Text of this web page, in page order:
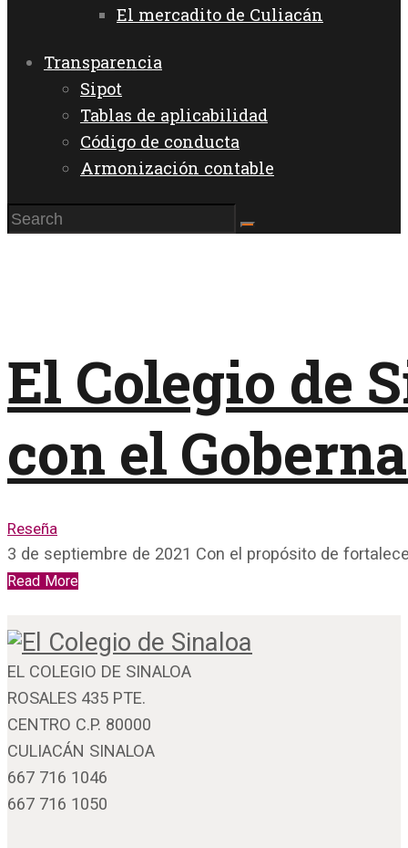
El mercadito de Culiacán
Transparencia
Sipot
Tablas de aplicabilidad
Código de conducta
Armonización contable
El Colegio de
con el
Reseña
3 de septiembre de 2021 Con el propósito de
Read More
EL COLEGIO DE SINALOA
ROSALES 435 PTE.
CENTRO C.P. 80000
CULIACÁN SINALOA
667 716 1046
667 716 1050